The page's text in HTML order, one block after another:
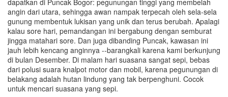
dapatkan di Puncak Bogor: pegunungan tinggi yang membelah
angin dari utara, sehingga awan nampak terpecah oleh sela-sela
gunung membentuk lukisan yang unik dan terus berubah. Apalagi
kalau sore hari, pemandangan ini bergabung dengan semburat
jingga matahari sore. Dan juga dibanding Puncak, kawasan ini
jauh lebih kencang anginnya --barangkali karena kami berkunjung
di bulan Desember. Di malam hari suasana sangat sepi, bebas
dari polusi suara knalpot motor dan mobil, karena pegunungan di
belakang adalah hutan lindung yang tak berpenghuni. Cocok
untuk mencari suasana yang sepi.